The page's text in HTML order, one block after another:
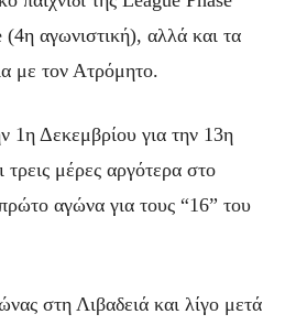
αγωνιστική), αλλά και τα
με τον Ατρόμητο.
Δεκεμβρίου για την 13η
μέρες αργότερα στο
αγώνα για τους “16” του
στη Λιβαδειά και λίγο μετά